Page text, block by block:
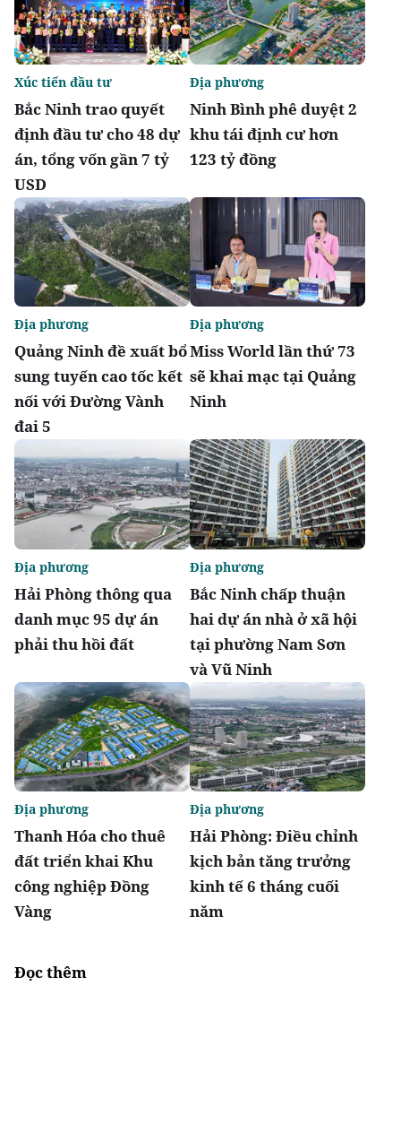
Bắc Ninh trao quyết
định đầu tư cho 48 dự
án, tổng vốn gần 7 tỷ
USD
Xúc tiến đầu tư
Ninh Bình phê duyệt 2
khu tái định cư hơn
123 tỷ đồng
Địa phương
Quảng Ninh đề xuất bổ
sung tuyến cao tốc kết
nối với Đường Vành
đai 5
Địa phương
Miss World lần thứ 73
sẽ khai mạc tại Quảng
Ninh
Địa phương
Hải Phòng thông qua
danh mục 95 dự án
phải thu hồi đất
Địa phương
Bắc Ninh chấp thuận
hai dự án nhà ở xã hội
tại phường Nam Sơn
và Vũ Ninh
Địa phương
Thanh Hóa cho thuê
đất triển khai Khu
công nghiệp Đồng
Vàng
Địa phương
Hải Phòng: Điều chỉnh
kịch bản tăng trưởng
kinh tế 6 tháng cuối
năm
Địa phương
Đọc thêm